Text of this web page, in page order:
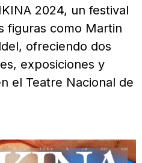
2024, un festival
figuras como Martin
ofreciendo dos
exposiciones y
el Teatre Nacional de